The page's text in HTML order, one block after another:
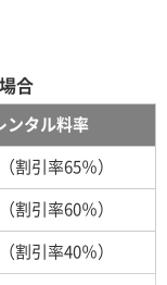
合
ンタル料率
割引率65％）
割引率60％）
割引率40％）